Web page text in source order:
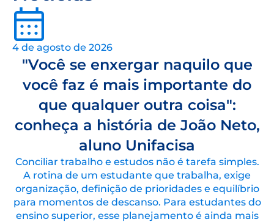
4 de agosto de 2026
"Você se enxergar naquilo que
você faz é mais importante do
que qualquer outra coisa":
conheça a história de João Neto,
aluno Unifacisa
Conciliar trabalho e estudos não é tarefa simples.
A rotina de um estudante que trabalha, exige
organização, definição de prioridades e equilíbrio
para momentos de descanso. Para estudantes do
ensino superior, esse planejamento é ainda mais